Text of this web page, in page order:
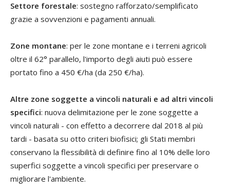
Settore forestale: sostegno rafforzato/semplificato
grazie a sovvenzioni e pagamenti annuali.
Zone montane: per le zone montane e i terreni agricoli
oltre il 62° parallelo, l'importo degli aiuti può essere
portato fino a 450 €/ha (da 250 €/ha).
Altre zone soggette a vincoli naturali e ad altri vincoli
specifici: nuova delimitazione per le zone soggette a
vincoli naturali - con effetto a decorrere dal 2018 al più
tardi - basata su otto criteri biofisici; gli Stati membri
conservano la flessibilità di definire fino al 10% delle loro
superfici soggette a vincoli specifici per preservare o
migliorare l'ambiente.